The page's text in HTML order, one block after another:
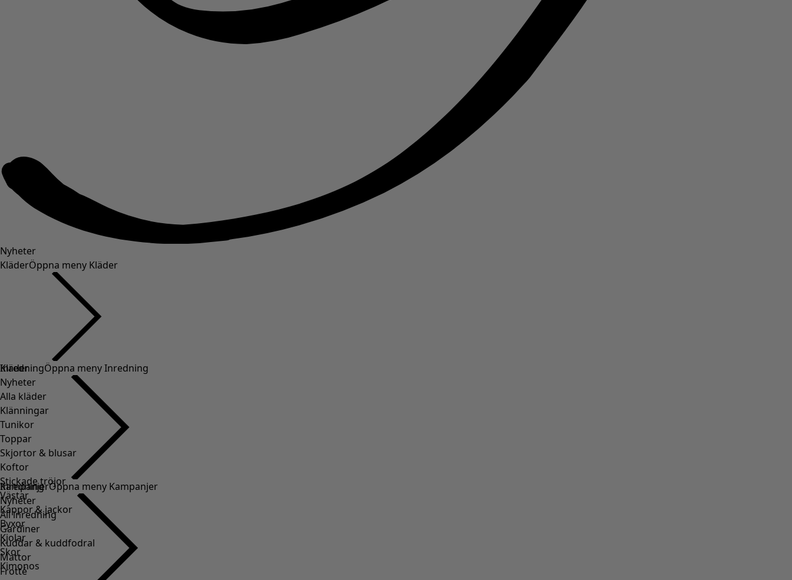
Nyheter
KläderÖppna meny Kläder
Kläder
Nyheter
Alla kläder
Klänningar
Tunikor
Toppar
Skjortor & blusar
Koftor
Stickade tröjor
Västar
Kappor & jackor
Byxor
Kjolar
Skor
Kimonos
InredningÖppna meny Inredning
Inredning
Nyheter
All inredning
Gardiner
Kuddar & kuddfodral
Mattor
Frotté
KampanjerÖppna meny Kampanjer